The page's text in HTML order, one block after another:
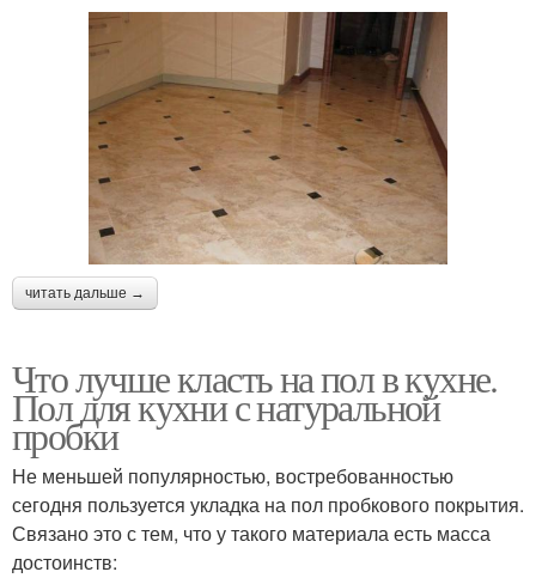
читать дальше →
Что лучше класть на пол в кухне.
Пол для кухни с натуральной
пробки
Не меньшей популярностью, востребованностью
сегодня пользуется укладка на пол пробкового покрытия.
Связано это с тем, что у такого материала есть масса
достоинств: